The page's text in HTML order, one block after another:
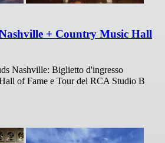
+ Country Music Hall
Nashville: Biglietto d'ingresso
of Fame e Tour del RCA Studio B